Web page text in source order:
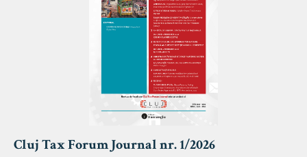
Cluj Tax Forum Journal nr. 1/2026